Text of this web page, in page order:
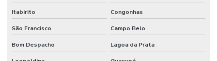
Serviço de contenção de resíduos líquidos hospitalares
Serviço de contenção de resíduos líquidos industriais
Serviço de descarte seguro de resíduos líquidos
Itabirito Congonhas
São Francisco Campo Belo
Bom Despacho Lagoa da Prata